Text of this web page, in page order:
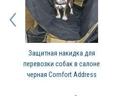
Защитная накидка для
перевозки собак в салоне
черная Comfort Address